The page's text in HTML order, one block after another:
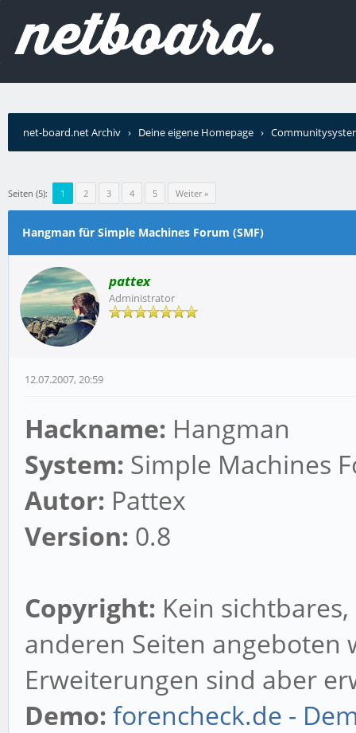
net-board.net Archiv › Deine eigene Homepage ›
Seiten (5): 1 2 3 4 5 Weiter »
Hangman für Simple Machines Forum (SMF)
pattex
Administrator
12.07.2007, 20:59
Hackname: Hangman
System: Simple Machines
Autor: Pattex
Version: 0.8
Copyright: Kein
anderen Seiten angeboten
Erweiterungen sind aber
Demo: forencheck.de -